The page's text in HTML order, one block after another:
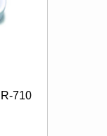
710